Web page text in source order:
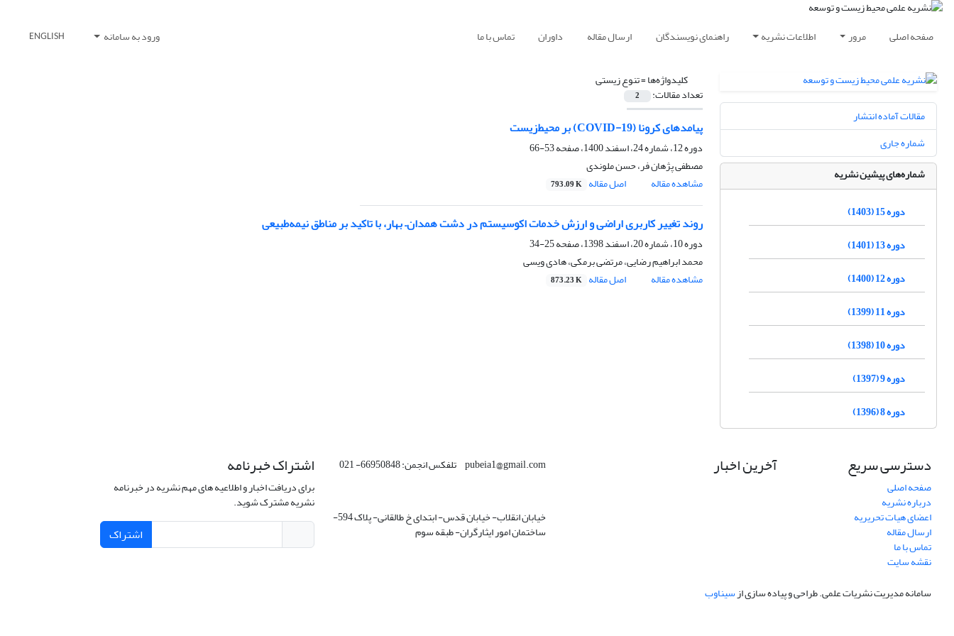
صفحه اصلی مرور اطلاعات نشریه راهنمای نویسندگان ارسال مقاله داوران تماس با ما ورود به سامانه ENGLISH
کلیدواژه‌ها =تنوع زیستی
تعداد مقالات: 2
پیامد‌های کرونا (COVID-19) بر محیط‌زیست
دوره 12، شماره 24، اسفند 1400، صفحه
53-66
مصطفی پژهان فر، حسن ملوندی
مشاهده مقاله
اصل مقاله 793.09 K
روند تغییر کاربری اراضی و ارزش خدمات اکوسیستم در دشت همدان– بهار، با تاکید بر مناطق نیمه‌طبیعی
دوره 10، شماره 20، اسفند 1398، صفحه
25-34
محمد ابراهیم رضایی، مرتضی برمکی، هادی ویسی
مشاهده مقاله
اصل مقاله 873.23 K
مقالات آماده انتشار
شماره جاری
شماره‌های پیشین نشریه
دوره 15 (1403)
دوره 13 (1401)
دوره 12 (1400)
دوره 11 (1399)
دوره 10 (1398)
دوره 9 (1397)
دوره 8 (1396)
دسترسی سریع
صفحه اصلی
درباره نشریه
اعضای هیات تحریریه
ارسال مقاله
تماس با ما
نقشه سایت
آخرین اخبار pubeia1@gmail.com تلفکس انجمن: 66950848- 021
خیابان انقلاب- خیابان قدس- ابتدای خ طالقانی- پلاک 594-
ساختمان امور ایثارگران- طبقه سوم
اشتراک خبرنامه
برای دریافت اخبار و اطلاعیه های مهم نشریه در خبرنامه
نشریه مشترک شوید.
اشتراک
سامانه مدیریت نشریات علمی.طراحی و پیاده سازی ازسیناوب